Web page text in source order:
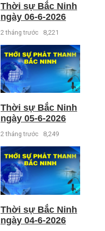
Thời sự Bắc Ninh
ngày 06-6-2026
2 tháng trước 8,221
Thời sự Bắc Ninh
ngày 05-6-2026
2 tháng trước 8,249
Thời sự Bắc Ninh
ngày 04-6-2026